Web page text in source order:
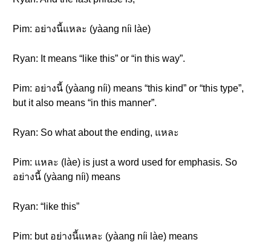
Pim: อย่างนี้แหละ (yàang níi làe)
Ryan: It means “like this” or “in this way”.
Pim: อย่างนี้ (yàang níi) means “this kind” or “this type”,
but it also means “in this manner”.
Ryan: So what about the ending, แหละ
Pim: แหละ (làe) is just a word used for emphasis. So
อย่างนี้ (yàang níi) means
Ryan: “like this”
Pim: but อย่างนี้แหละ (yàang níi làe) means